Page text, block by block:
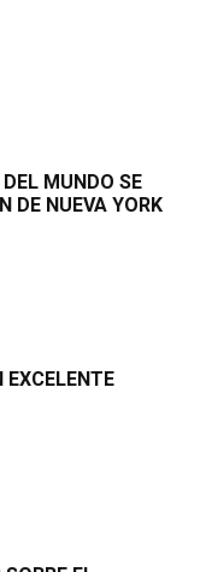
MUNDO SE
DE NUEVA YORK
EXCELENTE